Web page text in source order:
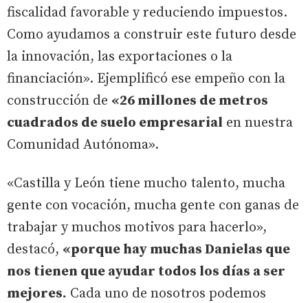
fiscalidad favorable y reduciendo impuestos.
Como ayudamos a construir este futuro desde
la innovación, las exportaciones o la
financiación». Ejemplificó ese empeño con la
construcción de «26 millones de metros
cuadrados de suelo empresarial en nuestra
Comunidad Autónoma».
«Castilla y León tiene mucho talento, mucha
gente con vocación, mucha gente con ganas de
trabajar y muchos motivos para hacerlo»,
destacó, «porque hay muchas Danielas que
nos tienen que ayudar todos los días a ser
mejores. Cada uno de nosotros podemos